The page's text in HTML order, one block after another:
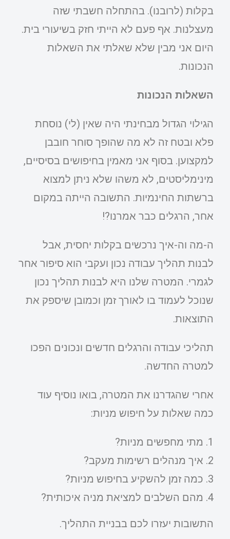
בקלות (לרובנו). בהתחלה חשבתי שזה
מעצלנות. אף פעם לא הייתי חזק בשיעורי בית.
היום אני מבין שלא שאלתי את השאלות
הנכונות.
השאלות הנכונות
הגילוי הגדול מבחינתי היה שאין (לי) נוסחת
פלא ובטח זה לא מה שהופך סוחר חובבן
למקצוען. בסוף אני מאמין בחיפושים בסיסיים,
מינימליסטים, לא משהו שלא ניתן למצוא
ברשתות החינמיות. התשובה הייתה במקום
אחר, הרגלים כבר אמרנו?!
ה-מה וה-איך נרכשים בקלות יחסית, אבל
לבנות תהליך עבודה נכון ועקבי הוא סיפור אחר
לגמרי. המטרה שלנו היא לבנות תהליך נכון
שנוכל לעמוד בו לאורך זמן וכמובן שיספק את
התוצאות.
תהליכי עבודה והרגלים חדשים ונכונים הפכו
למטרה החדשה.
אחרי שהגדרנו את המטרה, בואו נוסיף עוד
כמה שאלות על חיפוש מניות:
מתי מחפשים מניות?
איך מנהלים רשימות מעקב?
כמה זמן להשקיע בחיפוש מניות?
מהם השלבים למציאת מניה איכותית?
התשובות יעזרו לכם בבניית התהליך.